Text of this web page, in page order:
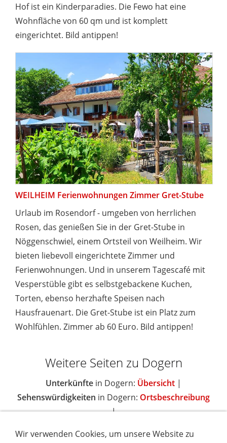
Hof ist ein Kinderparadies. Die Fewo hat eine
Wohnfläche von 60 qm und ist komplett
eingerichtet. Bild antippen!
WEILHEIM Ferienwohnungen Zimmer Gret-Stube
Urlaub im Rosendorf - umgeben von herrlichen
Rosen, das genießen Sie in der Gret-Stube in
Nöggenschwiel, einem Ortsteil von Weilheim. Wir
bieten liebevoll eingerichtete Zimmer und
Ferienwohnungen. Und in unserem Tagescafé mit
Vesperstüble gibt es selbstgebackene Kuchen,
Torten, ebenso herzhafte Speisen nach
Hausfrauenart. Die Gret-Stube ist ein Platz zum
Wohlfühlen. Zimmer ab 60 Euro. Bild antippen!
Weitere Seiten zu Dogern
Unterkünfte in Dogern: Übersicht |
Sehenswürdigkeiten in Dogern: Ortsbeschreibung
|
Wir verwenden Cookies, um unsere Website zu